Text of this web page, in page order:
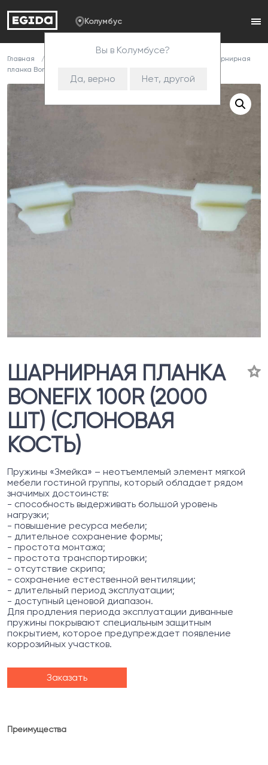
Колумбус
Вы в Колумбусе?
Да, верно Нет, другой
Главная
Шарнирная
планка BoneFix 100R (2000 шт) (слоновая кость)
ШАРНИРНАЯ ПЛАНКА
BONEFIX 100R (2000
ШТ) (СЛОНОВАЯ
КОСТЬ)
Пружины «Змейка» – неотъемлемый элемент мягкой
мебели гостиной группы, который обладает рядом
значимых достоинств:
- способность выдерживать большой уровень
нагрузки;
- повышение ресурса мебели;
- длительное сохранение формы;
- простота монтажа;
- простота транспортировки;
- отсутствие скрипа;
- сохранение естественной вентиляции;
- длительный период эксплуатации;
- доступный ценовой диапазон.
Для продления периода эксплуатации диванные
пружины покрывают специальным защитным
покрытием, которое предупреждает появление
коррозийных участков.
Заказать
Преимущества